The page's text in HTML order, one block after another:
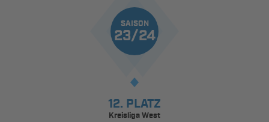
SAISON
23/24
12. PLATZ
Kreisliga West